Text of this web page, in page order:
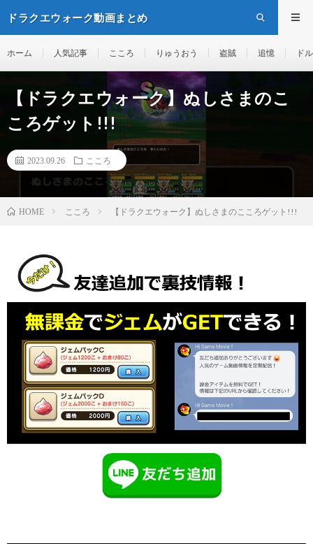
ドラクエウォーク動画まとめ
ホーム 人気記事 こころ りゅうおう 盗賊 追憶 ド
【ドラクエウォーク】ぬしさまのこ
ころゲット!!!
2023.09.26 こころ
HOME こころ 【ドラクエウォーク】ぬしさまのこころゲット!!!